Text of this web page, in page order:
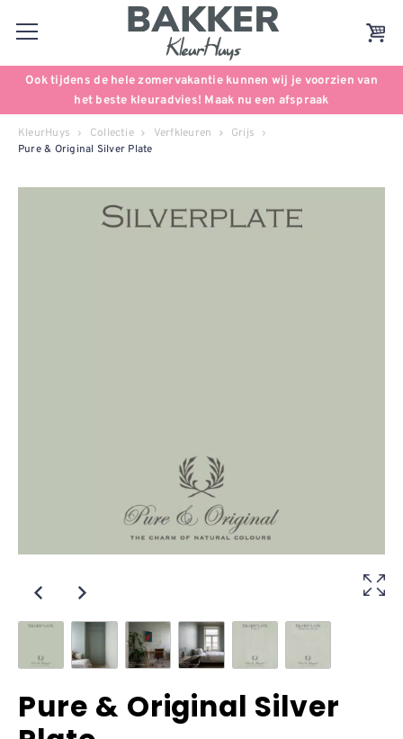
Ook tijdens de hele zomervakantie kunnen wij je voorzien van
het beste kleuradvies! Maak nu een afspraak
KleurHuys Collectie Verfkleuren Grijs
Pure & Original Silver Plate
Pure & Original Silver